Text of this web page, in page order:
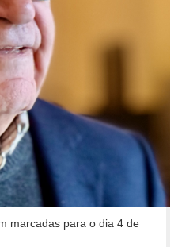
marcadas para o dia 4 de